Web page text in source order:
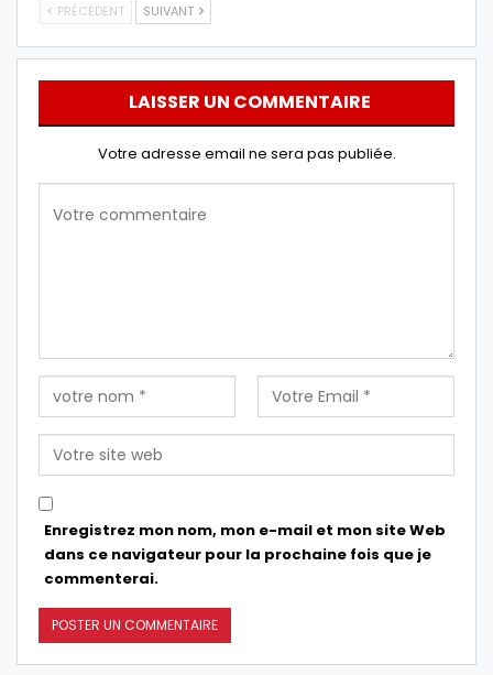
PRÉCÉDENT SUIVANT
LAISSER UN COMMENTAIRE
Votre adresse email ne sera pas publiée.
Enregistrez mon nom, mon e-mail et mon site Web
dans ce navigateur pour la prochaine fois que je
commenterai.